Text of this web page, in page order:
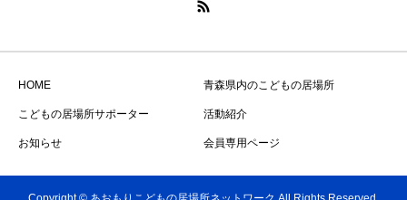
HOME 青森県内のこどもの居場所
こどもの居場所サポーター 活動紹介
お知らせ 会員専用ページ